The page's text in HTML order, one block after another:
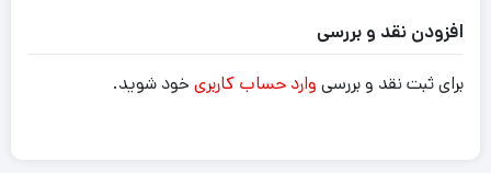
افزودن نقد و بررسی
برای ثبت نقد و بررسی وارد حساب کاربری خود شوید.